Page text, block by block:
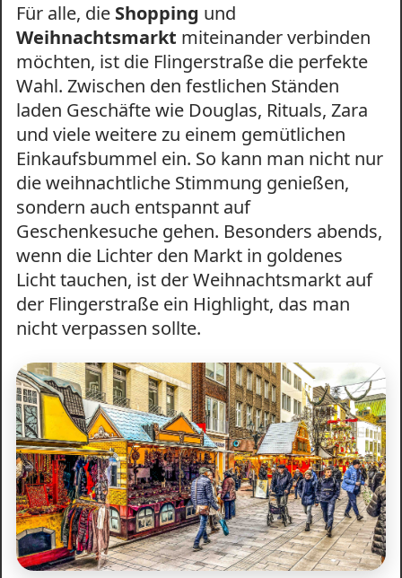
Für alle, die Shopping und
Weihnachtsmarkt miteinander verbinden
möchten, ist die Flingerstraße die perfekte
Wahl. Zwischen den festlichen Ständen
laden Geschäfte wie Douglas, Rituals, Zara
und viele weitere zu einem gemütlichen
Einkaufsbummel ein. So kann man nicht nur
die weihnachtliche Stimmung genießen,
sondern auch entspannt auf
Geschenkesuche gehen. Besonders abends,
wenn die Lichter den Markt in goldenes
Licht tauchen, ist der Weihnachtsmarkt auf
der Flingerstraße ein Highlight, das man
nicht verpassen sollte.